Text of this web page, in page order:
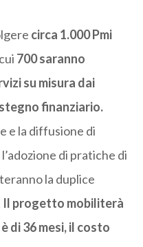
circa 1.000 Pmi
700 saranno
su misura dai
finanziario.
e la diffusione di
di pratiche di
la duplice
Il progetto mobiliterà
di 36 mesi, il costo